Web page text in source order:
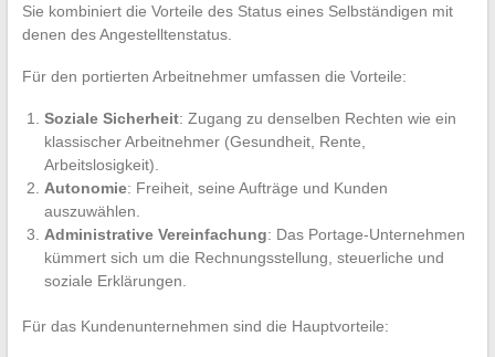
Sie kombiniert die Vorteile des Status eines Selbständigen mit
denen des Angestelltenstatus.
Für den portierten Arbeitnehmer umfassen die Vorteile:
Soziale Sicherheit: Zugang zu denselben Rechten wie ein
klassischer Arbeitnehmer (Gesundheit, Rente,
Arbeitslosigkeit).
Autonomie: Freiheit, seine Aufträge und Kunden
auszuwählen.
Administrative Vereinfachung: Das Portage-Unternehmen
kümmert sich um die Rechnungsstellung, steuerliche und
soziale Erklärungen.
Für das Kundenunternehmen sind die Hauptvorteile: